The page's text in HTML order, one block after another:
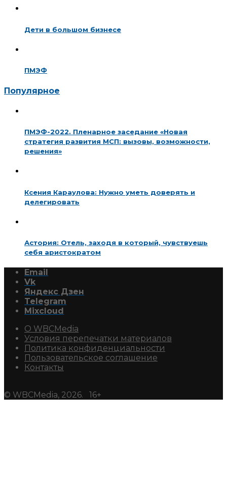
Дети в большом бизнесе
ПМЭФ
Популярное
ПМЭФ-2022. Пленарное заседание «Новая
стратегия развития МСП: вызовы, возможности,
решения»
Ксения Караулова: Нужно уметь доверять и
делегировать
Астория: Отель, заходя в который, чувствуешь
себя аристократом
Email
Vk
Яндекс Дзен
Telegram
Mixcloud
О WBCMedia
Условия перепечатки материалов
Политика конфиденциальности
Пользовательское соглашение
Контакты
© WBCMedia, 2026. 16+